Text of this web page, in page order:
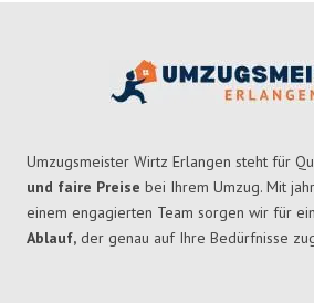
Umzugsmeister Wirtz Erlangen steht für
und faire Preise bei Ihrem Umzug. Mit
einem engagierten Team sorgen wir für
Ablauf, der genau auf Ihre Bedürfnisse